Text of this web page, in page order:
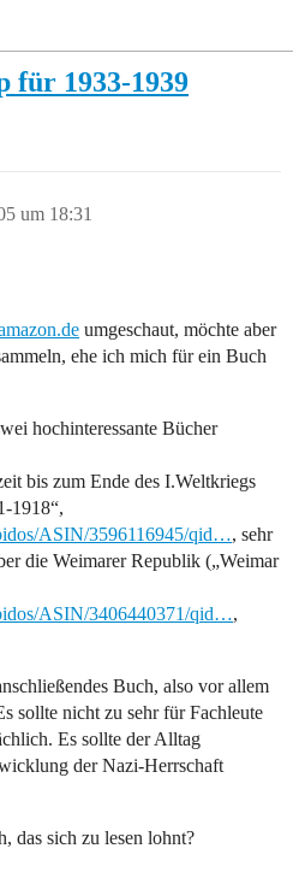
für 1933-1939
um 18:31
umgeschaut, möchte aber
ehe ich mich für ein Buch
hochinteressante Bücher
bis zum Ende des I.Weltkriegs
1918“,
ASIN/3596116945/qid…, sehr
die Weimarer Republik („Weimar
ASIN/3406440371/qid…,
Buch, also vor allem
sollte nicht zu sehr für Fachleute
Es sollte der Alltag
der Nazi-Herrschaft
das sich zu lesen lohnt?